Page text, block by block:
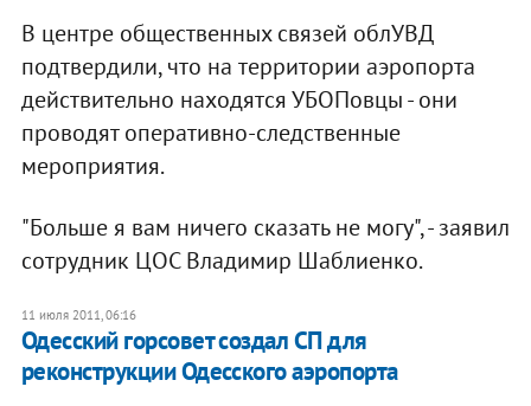
В центре общественных связей облУВД
подтвердили, что на территории аэропорта
действительно находятся УБОПовцы - они
проводят оперативно-следственные
мероприятия.
"Больше я вам ничего сказать не могу", - заявил
сотрудник ЦОС Владимир Шаблиенко.
11 июля 2011, 06:16
Одесский горсовет создал СП для
реконструкции Одесского аэропорта